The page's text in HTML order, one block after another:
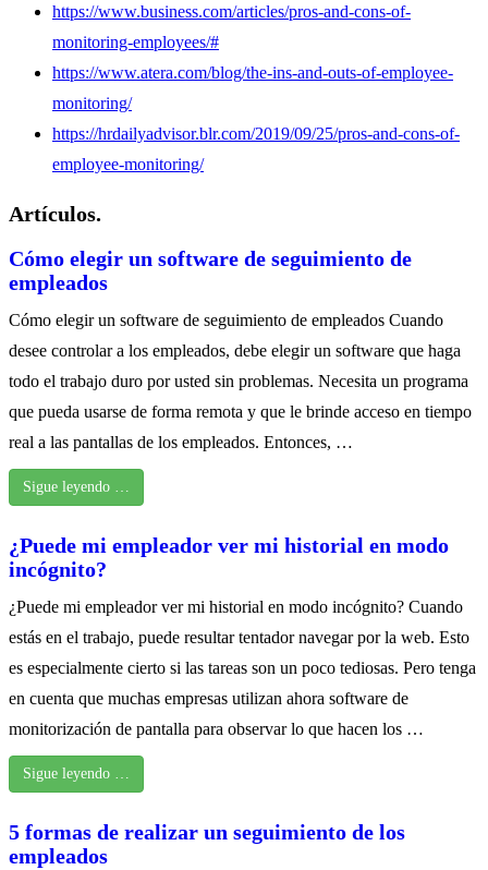
https://www.business.com/articles/pros-and-cons-of-
monitoring-employees/#
https://www.atera.com/blog/the-ins-and-outs-of-employee-
monitoring/
https://hrdailyadvisor.blr.com/2019/09/25/pros-and-cons-of-
employee-monitoring/
Artículos.
Cómo elegir un software de seguimiento de
empleados
Cómo elegir un software de seguimiento de empleados Cuando
desee controlar a los empleados, debe elegir un software que haga
todo el trabajo duro por usted sin problemas. Necesita un programa
que pueda usarse de forma remota y que le brinde acceso en tiempo
real a las pantallas de los empleados. Entonces, …
Sigue leyendo …
¿Puede mi empleador ver mi historial en modo
incógnito?
¿Puede mi empleador ver mi historial en modo incógnito? Cuando
estás en el trabajo, puede resultar tentador navegar por la web. Esto
es especialmente cierto si las tareas son un poco tediosas. Pero tenga
en cuenta que muchas empresas utilizan ahora software de
monitorización de pantalla para observar lo que hacen los …
Sigue leyendo …
5 formas de realizar un seguimiento de los
empleados